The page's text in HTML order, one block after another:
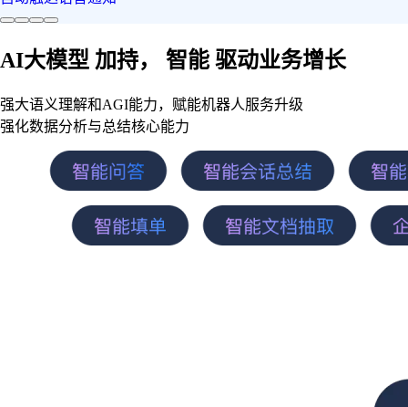
AI大模型 加持， 智能 驱动业务增长
强大语义理解和AGI能力，赋能机器人服务升级
强化数据分析与总结核心能力